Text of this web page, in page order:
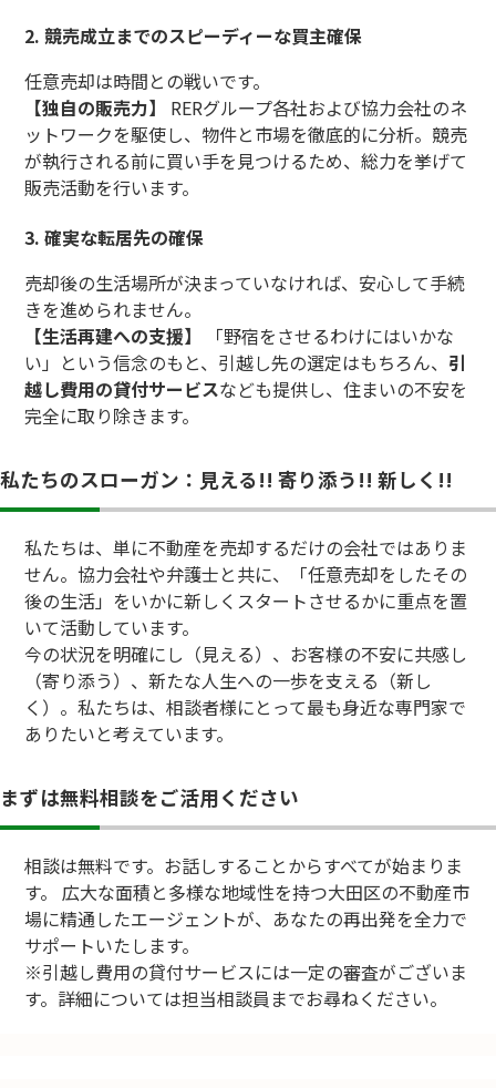
2. 競売成立までのスピーディーな買主確保
任意売却は時間との戦いです。
【独自の販売力】
RERグループ各社および協力会社のネ
ットワークを駆使し、物件と市場を徹底的に分析。競売
が執行される前に買い手を見つけるため、総力を挙げて
販売活動を行います。
3. 確実な転居先の確保
売却後の生活場所が決まっていなければ、安心して手続
きを進められません。
【生活再建への支援】
「野宿をさせるわけにはいかな
い」という信念のもと、引越し先の選定はもちろん、 引
越し費用の貸付サービスなども提供し、住まいの不安を
完全に取り除きます。
私たちのスローガン：見える!! 寄り添う!! 新しく!!
私たちは、単に不動産を売却するだけの会社ではありま
せん。協力会社や弁護士と共に、「任意売却をしたその
後の生活」をいかに新しくスタートさせるかに重点を置
いて活動しています。
今の状況を明確にし（見える）、お客様の不安に共感し
（寄り添う）、新たな人生への一歩を支える（新し
く）。私たちは、相談者様にとって最も身近な専門家で
ありたいと考えています。
まずは無料相談をご活用ください
相談は無料です。お話しすることからすべてが始まりま
す。 広大な面積と多様な地域性を持つ大田区の不動産市
場に精通したエージェントが、あなたの再出発を全力で
サポートいたします。
※引越し費用の貸付サービスには一定の審査がございま
す。詳細については担当相談員までお尋ねください。